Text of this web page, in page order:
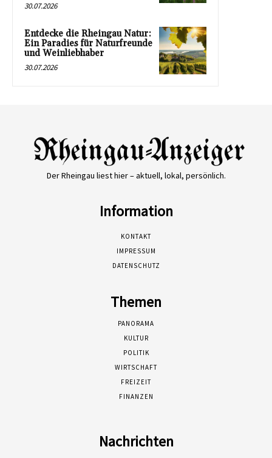
30.07.2026
Entdecke die Rheingau Natur:
Ein Paradies für Naturfreunde
und Weinliebhaber
30.07.2026
Der Rheingau liest hier – aktuell, lokal, persönlich.
Information
KONTAKT
IMPRESSUM
DATENSCHUTZ
Themen
PANORAMA
KULTUR
POLITIK
WIRTSCHAFT
FREIZEIT
FINANZEN
Nachrichten